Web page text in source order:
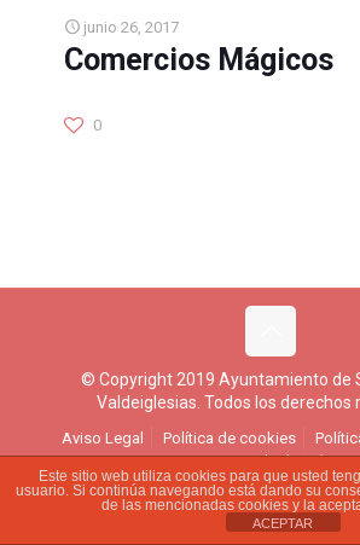
junio 26, 2017
Comercios Mágicos
0
© Copyright 2019 Ayuntamiento de
Valdeiglesias. Todos los derechos
Aviso Legal Política de cookies
Ejercicio de derechos
Este sitio web utiliza cookies para que usted
usuario. Si continúa navegando está dando su
de las mencionadas cookies y la
ACEPTAR